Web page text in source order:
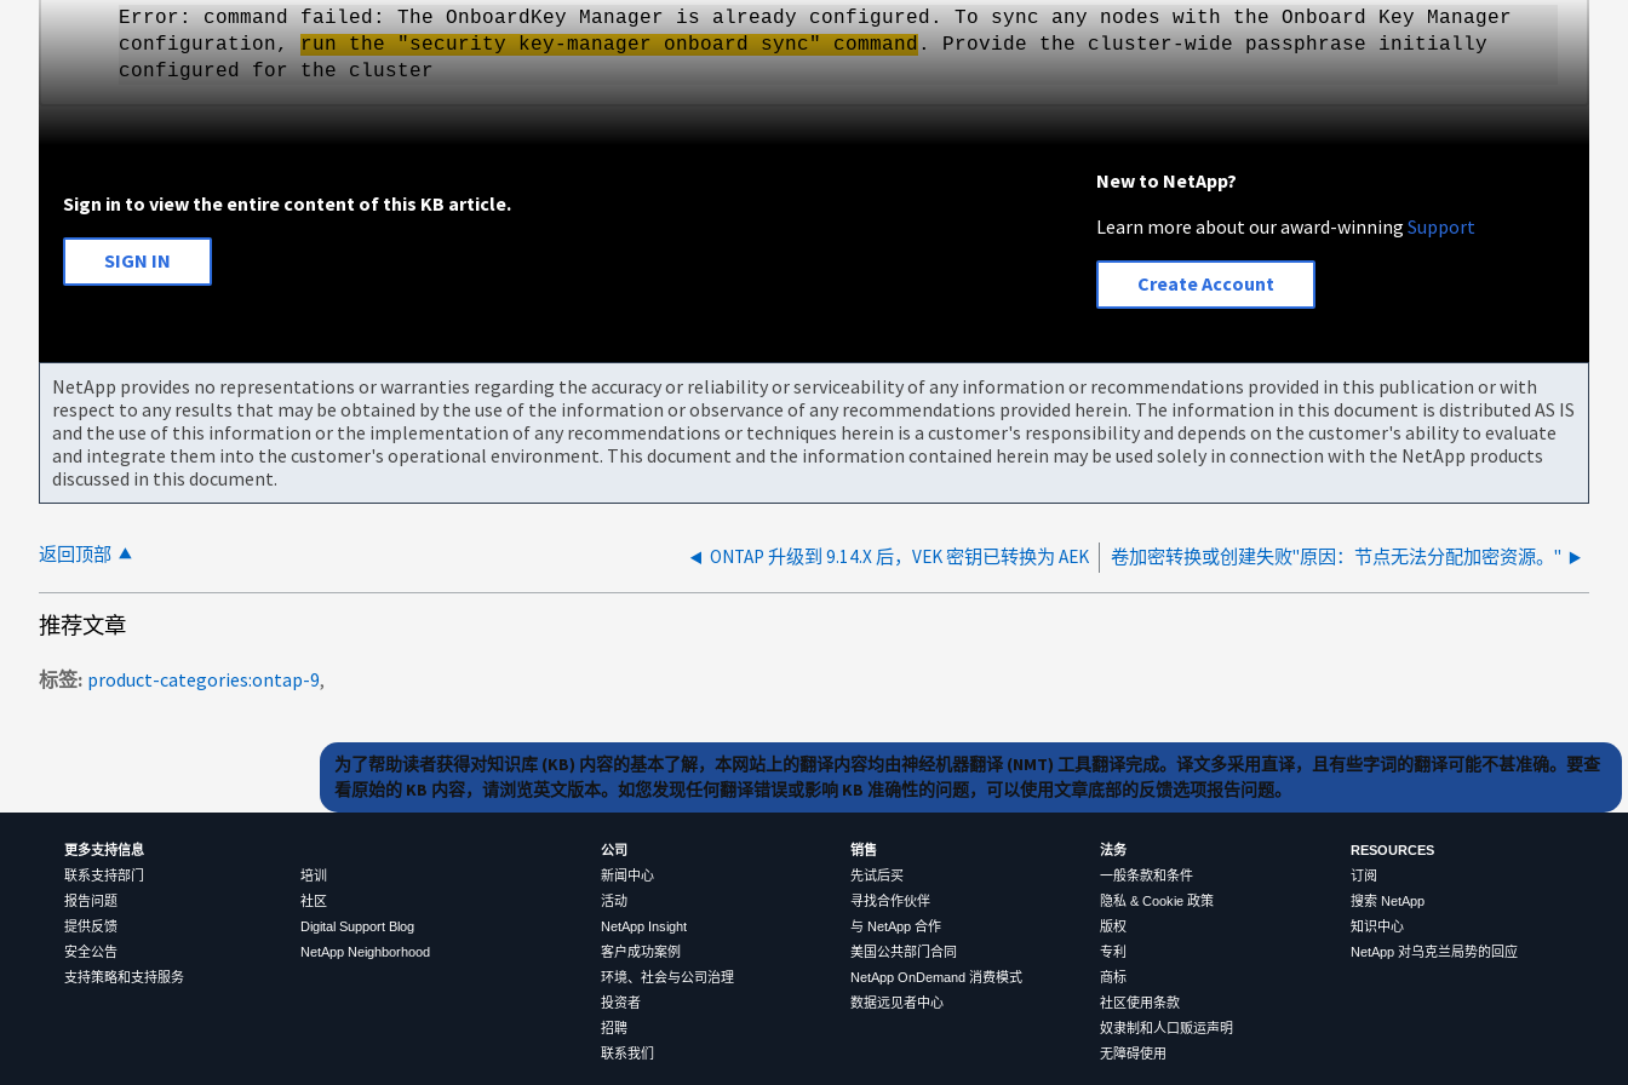
Error: command failed: The OnboardKey Manager is already configured. To sync any nodes with the Onboard Key Manager
configuration,
run the "security key-manager onboard sync" command . Provide the cluster-wide passphrase initially
configured for the cluster
Sign in to view the entire content of this KB article.
SIGN IN
New to NetApp?
Learn more about our award-winningSupport
Create Account
NetApp provides no representations or warranties regarding the accuracy or reliability or serviceability of any information or recommendations provided in this publication or with
respect to any results that may be obtained by the use of the information or observance of any recommendations provided herein. The information in this document is distributed AS IS
and the use of this information or the implementation of any recommendations or techniques herein is a customer's responsibility and depends on the customer's ability to evaluate
and integrate them into the customer's operational environment. This document and the information contained herein may be used solely in connection with the NetApp products
discussed in this document.
返回顶部 ONTAP 升级到 9.14.X 后，VEK 密钥已转换为 AEK 卷加密转换或创建失败"原因：节点无法分配加密资源。"
推荐文章
标签 product-categories:ontap-9
为了帮助读者获得对知识库 (KB) 内容的基本了解，本网站上的翻译内容均由神经机器翻译 (NMT) 工具翻译完成。译文多采用直译，且有些字词的翻译可能不甚准确。要查
看原始的 KB 内容，请浏览英文版本。如您发现任何翻译错误或影响 KB 准确性的问题，可以使用文章底部的反馈选项报告问题。
更多支持信息
联系支持部门
报告问题
提供反馈
安全公告
支持策略和支持服务
培训
社区
Digital Support Blog
NetApp Neighborhood
公司
新闻中心
活动
NetApp Insight
客户成功案例
环境、社会与公司治理
投资者
招聘
联系我们
销售
先试后买
寻找合作伙伴
与 NetApp 合作
美国公共部门合同
NetApp OnDemand 消费模式
数据远见者中心
法务
一般条款和条件
隐私 & Cookie 政策
版权
专利
商标
社区使用条款
奴隶制和人口贩运声明
无障碍使用
RESOURCES
订阅
搜索 NetApp
知识中心
NetApp 对乌克兰局势的回应